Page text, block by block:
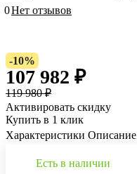
0Нет отзывов
-10%
107 982 ₽
119 980 ₽
Активировать скидку
Купить в 1 клик
Характеристики Описание
Есть в наличии